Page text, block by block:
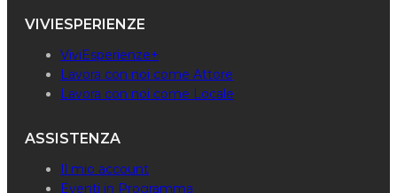
VIVIESPERIENZE
ViviEsperienze+
Lavora con noi come Attore
Lavora con noi come Locale
ASSISTENZA
Il mio account
Eventi in Programma